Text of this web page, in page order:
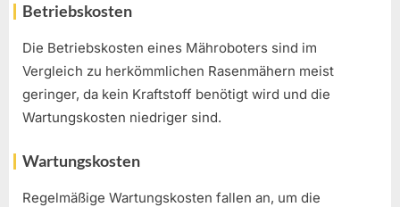
Betriebskosten
Die Betriebskosten eines Mähroboters sind im
Vergleich zu herkömmlichen Rasenmähern meist
geringer, da kein Kraftstoff benötigt wird und die
Wartungskosten niedriger sind.
Wartungskosten
Regelmäßige Wartungskosten fallen an, um die